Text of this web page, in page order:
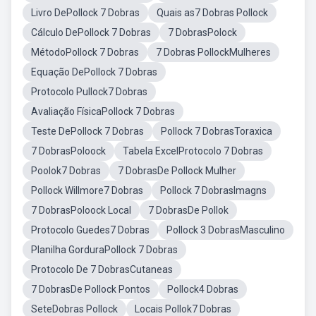
Livro DePollock 7 Dobras
Quais as7 Dobras Pollock
Cálculo DePollock 7 Dobras
7 DobrasPolock
MétodoPollock 7 Dobras
7 Dobras PollockMulheres
Equação DePollock 7 Dobras
Protocolo Pullock7 Dobras
Avaliação FísicaPollock 7 Dobras
Teste DePollock 7 Dobras
Pollock 7 DobrasToraxica
7 DobrasPoloock
Tabela ExcelProtocolo 7 Dobras
Poolok7 Dobras
7 DobrasDe Pollock Mulher
Pollock Willmore7 Dobras
Pollock 7 DobrasImagns
7 DobrasPoloock Local
7 DobrasDe Pollok
Protocolo Guedes7 Dobras
Pollock 3 DobrasMasculino
Planilha GorduraPollock 7 Dobras
Protocolo De 7 DobrasCutaneas
7 DobrasDe Pollock Pontos
Pollock4 Dobras
SeteDobras Pollock
Locais Pollok7 Dobras